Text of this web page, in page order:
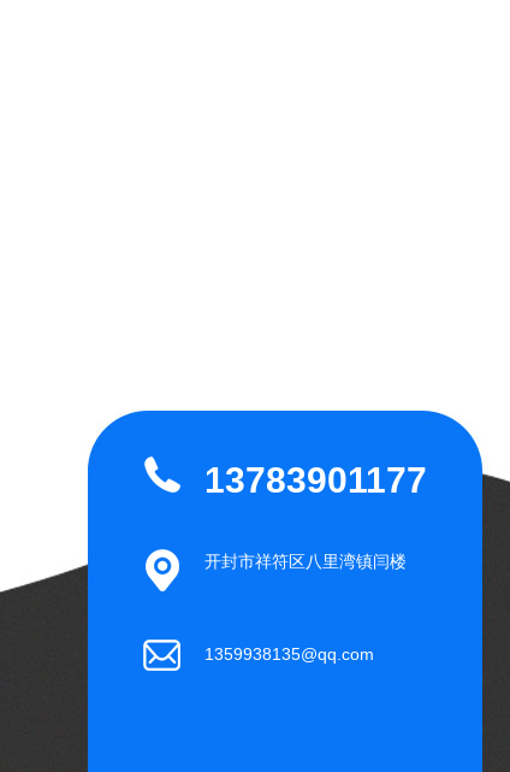
13783901177
开封市祥符区八里湾镇闫楼
1359938135@qq.com